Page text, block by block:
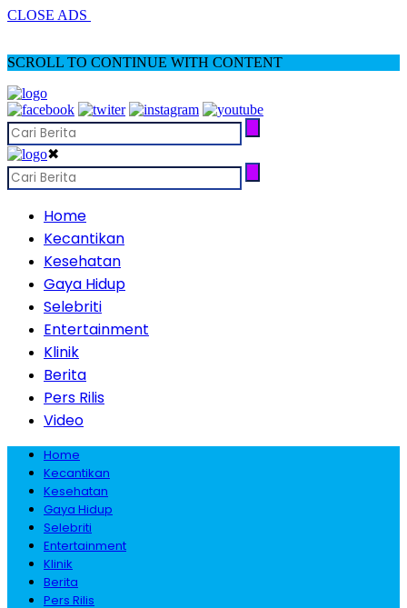
CLOSE ADS
SCROLL TO CONTINUE WITH CONTENT
✖
Home
Kecantikan
Kesehatan
Gaya Hidup
Selebriti
Entertainment
Klinik
Berita
Pers Rilis
Video
Home
Kecantikan
Kesehatan
Gaya Hidup
Selebriti
Entertainment
Klinik
Berita
Pers Rilis